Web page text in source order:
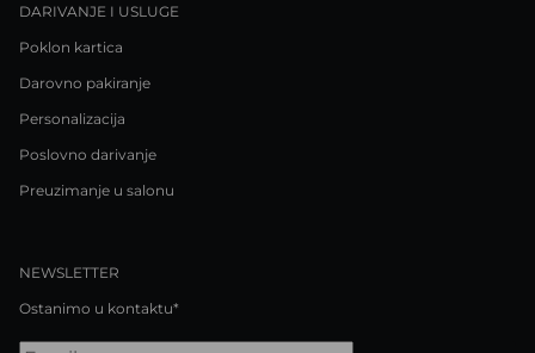
DARIVANJE I USLUGE
Poklon kartica
Darovno pakiranje
Personalizacija
Poslovno darivanje
Preuzimanje u salonu
NEWSLETTER
Ostanimo u kontaktu*